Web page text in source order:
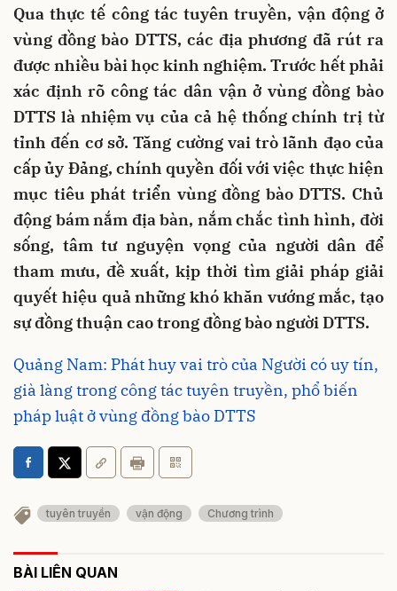
Qua thực tế công tác tuyên truyền, vận động ở
vùng đồng bào DTTS, các địa phương đã rút ra
được nhiều bài học kinh nghiệm. Trước hết phải
xác định rõ công tác dân vận ở vùng đồng bào
DTTS là nhiệm vụ của cả hệ thống chính trị từ
tỉnh đến cơ sở. Tăng cường vai trò lãnh đạo của
cấp ủy Đảng, chính quyền đối với việc thực hiện
mục tiêu phát triển vùng đồng bào DTTS. Chủ
động bám nắm địa bàn, nắm chắc tình hình, đời
sống, tâm tư nguyện vọng của người dân để
tham mưu, đề xuất, kịp thời tìm giải pháp giải
quyết hiệu quả những khó khăn vướng mắc, tạo
sự đồng thuận cao trong đồng bào người DTTS.
Quảng Nam: Phát huy vai trò của Người có uy tín,
già làng trong công tác tuyên truyền, phổ biến
pháp luật ở vùng đồng bào DTTS
tuyên truyền vận động Chương trình
BÀI LIÊN QUAN